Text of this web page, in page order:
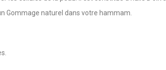
Gommage naturel dans votre hammam.